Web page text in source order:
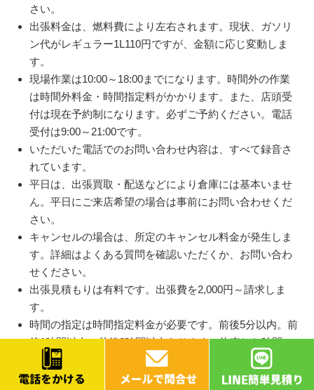
さい。
出張料金は、燃料費により左右されます。現状、ガソリ
ン代がレギュラー1L110円ですが、金額に応じ変動しま
す。
現場作業は10:00～18:00までになります。時間外の作業
は時間外料金・時間指定料がかかります。また、店頭受
付は現在予約制になります。必ずご予約ください。電話
受付は9:00～21:00です。
いただいた電話でのお問い合わせ内容は、すべて録音さ
れています。
平日は、出張買取・配送などにより倉庫には基本いませ
ん。平日にご来店希望の場合は事前にお問い合わせくだ
さい。
キャンセルの場合は、所定のキャンセル料金が発生しま
す。詳細はよくある質問を確認いただくか、お問い合わ
せください。
出張見積もりは有料です。出張費を2,000円～請求しま
す。
時間の指定は時間指定料金が必要です。前後5分以内。前
後1時間以内。前後2時間以内あります。約束した時間に
間に合わなかった場合は、時間指定料・出張費はいただ
きません。